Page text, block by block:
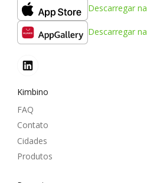
Descarregar na
Descarregar na
Kimbino
FAQ
Contato
Cidades
Produtos